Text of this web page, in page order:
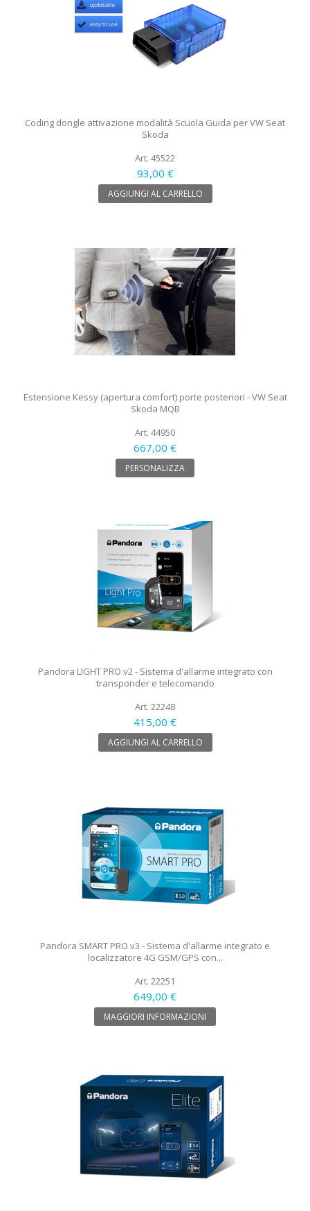
Coding dongle attivazione modalità Scuola Guida per VW Seat
Skoda
Art. 45522
93,00 €
AGGIUNGI AL CARRELLO
Estensione Kessy (apertura comfort) porte posteriori - VW Seat
Skoda MQB
Art. 44950
667,00 €
PERSONALIZZA
Pandora LIGHT PRO v2 - Sistema d'allarme integrato con
transponder e telecomando
Art. 22248
415,00 €
AGGIUNGI AL CARRELLO
Pandora SMART PRO v3 - Sistema d'allarme integrato e
localizzatore 4G GSM/GPS con...
Art. 22251
649,00 €
MAGGIORI INFORMAZIONI